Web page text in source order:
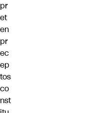
pr
et
en
pr
ec
ep
tos
co
nst